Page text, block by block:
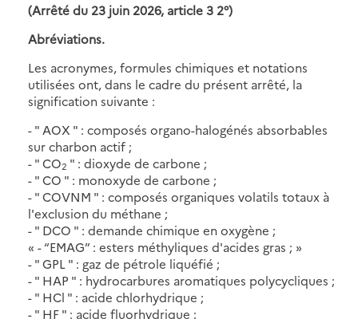
(Arrêté du 23 juin 2026, article 3 2°)
Abréviations.
Les acronymes, formules chimiques et notations
utilisées ont, dans le cadre du présent arrêté, la
signification suivante :
- " AOX " : composés organo-halogénés absorbables
sur charbon actif ;
-"CO2 " : dioxyde de carbone ;
-"CO " : monoxyde de carbone ;
-"COVNM " : composés organiques volatils totaux à
l'exclusion du méthane ;
-" DCO " : demande chimique en oxygène ;
« - “EMAG” : esters méthyliques d'acides gras ; »
-"GPL " : gaz de pétrole liquéfié ;
-" HAP " : hydrocarbures aromatiques polycycliques ;
-" HCl " : acide chlorhydrique ;
-" HF" : acide fluorhydrique ;